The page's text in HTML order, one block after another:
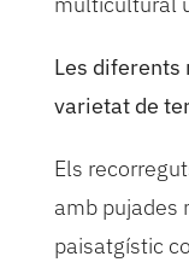
Les diferents
varietat de
Els
amb pujades
paisatgístic